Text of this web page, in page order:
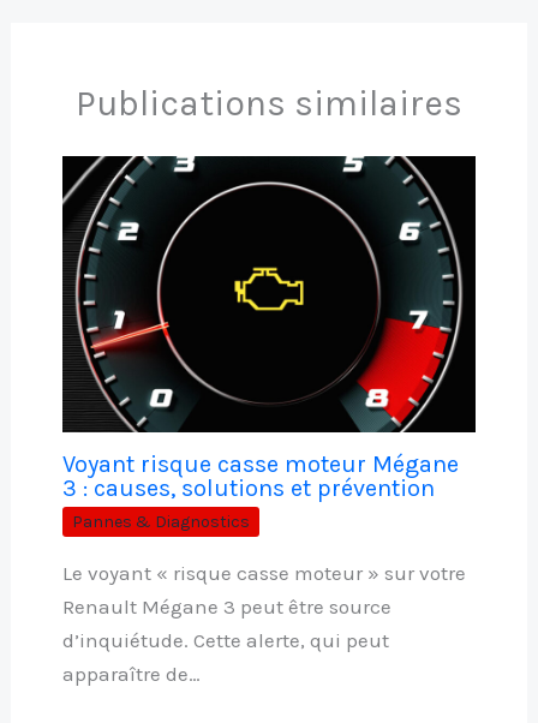
Publications similaires
Voyant risque casse moteur Mégane
3 : causes, solutions et prévention
Pannes & Diagnostics
Le voyant « risque casse moteur » sur votre
Renault Mégane 3 peut être source
d’inquiétude. Cette alerte, qui peut
apparaître de…